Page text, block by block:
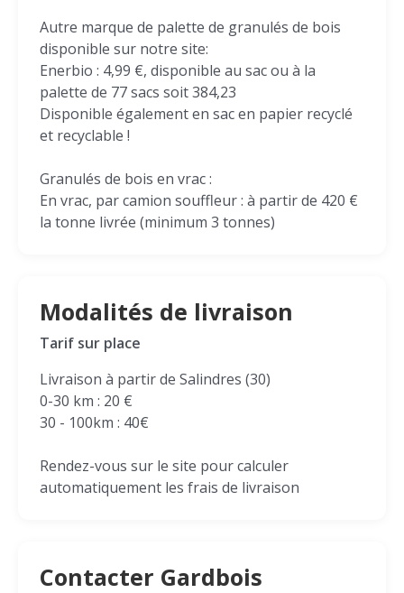
Autre marque de palette de granulés de bois
disponible sur notre site:
Enerbio : 4,99 €, disponible au sac ou à la
palette de 77 sacs soit 384,23
Disponible également en sac en papier recyclé
et recyclable !
Granulés de bois en vrac :
En vrac, par camion souffleur : à partir de 420 €
la tonne livrée (minimum 3 tonnes)
Modalités de livraison
Tarif sur place
Livraison à partir de Salindres (30)
0-30 km : 20 €
30 - 100km : 40€
Rendez-vous sur le site pour calculer
automatiquement les frais de livraison
Contacter Gardbois